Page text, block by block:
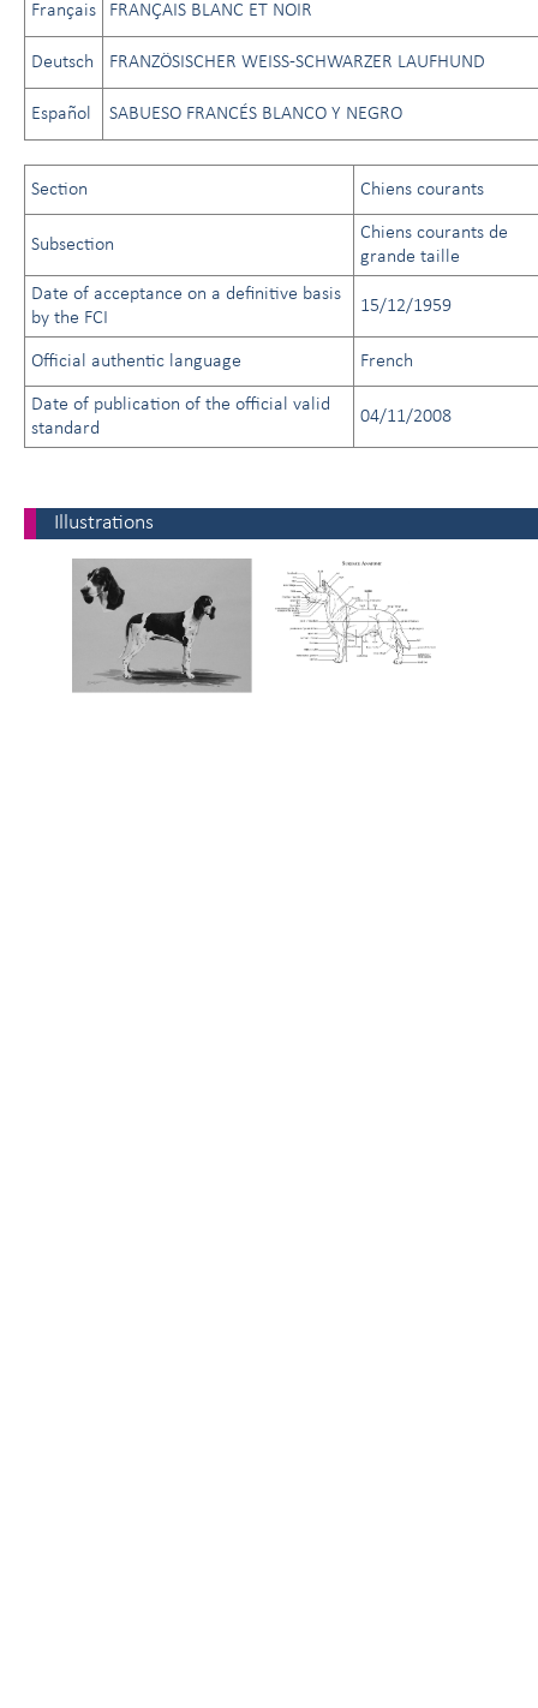
Français FRANÇAIS BLANC ET NOIR
Deutsch FRANZÖSISCHER WEISS-SCHWARZER LAUFHUND
Español SABUESO FRANCÉS BLANCO Y NEGRO
Section Chiens courants
Subsection
Chiens courants de
grande taille
Date of acceptance on a definitive basis
by the FCI
15/12/1959
Official authentic language French
Date of publication of the official valid
standard
04/11/2008
Illustrations